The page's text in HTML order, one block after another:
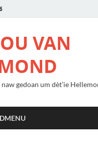
VAN
gedoan um dèt’ie